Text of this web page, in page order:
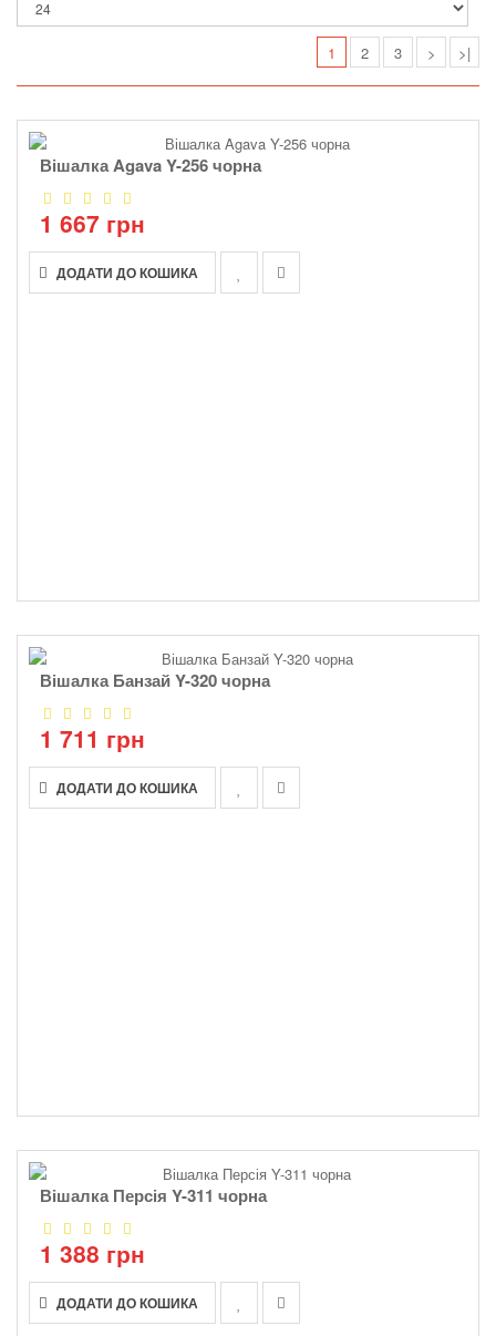
1 2 3 > >|
Вішалка Agava Y-256 чорна
1 667 грн
ДОДАТИ ДО КОШИКА
Вішалка Банзай Y-320 чорна
1 711 грн
ДОДАТИ ДО КОШИКА
Вішалка Персія Y-311 чорна
1 388 грн
ДОДАТИ ДО КОШИКА